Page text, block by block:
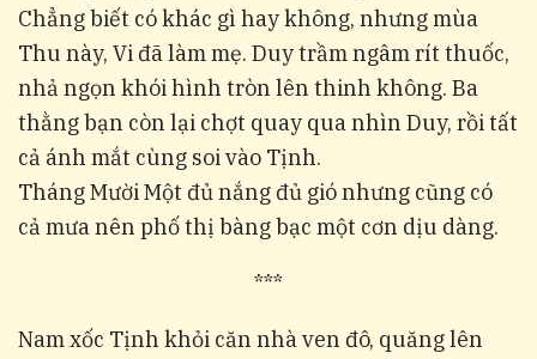
Chẳng biết có khác gì hay không, nhưng mùa
Thu này, Vi đã làm mẹ. Duy trầm ngâm rít thuốc,
nhả ngọn khói hình tròn lên thinh không. Ba
thằng bạn còn lại chợt quay qua nhìn Duy, rồi tất
cả ánh mắt cùng soi vào Tịnh.
Tháng Mười Một đủ nắng đủ gió nhưng cũng có
cả mưa nên phố thị bàng bạc một cơn dịu dàng.
***
Nam xốc Tịnh khỏi căn nhà ven đô, quăng lên